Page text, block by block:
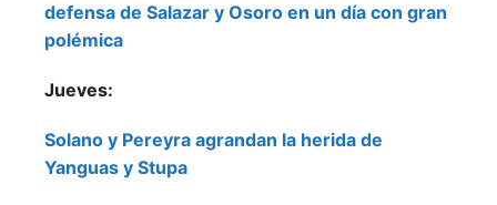
defensa de Salazar y Osoro en un día con gran
polémica
Jueves:
Solano y Pereyra agrandan la herida de
Yanguas y Stupa